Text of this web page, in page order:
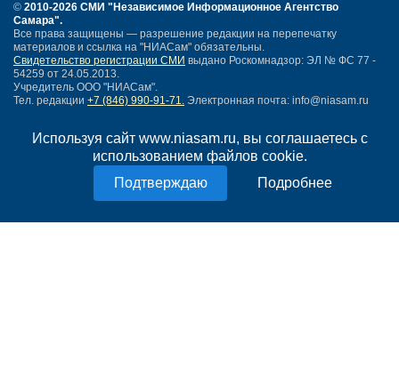
Используя сайт www.niasam.ru, вы соглашаетесь с
использованием файлов cookie.
Подробнее
© 2010-2026 СМИ "Независимое Информационное Агентство
Самара".
Все права защищены — разрешение редакции на перепечатку
материалов и ссылка на "НИАСам" обязательны.
Свидетельство регистрации СМИ выдано Роскомнадзор: ЭЛ № ФС 77 -
54259 от 24.05.2013.
Учредитель ООО "НИАСам".
Тел. редакции +7 (846) 990-91-71. Электронная почта: info@niasam.ru
Карта сайта
Нашли ошибку?
Политика конфиденциальности
Согласие на обработку персональных данных